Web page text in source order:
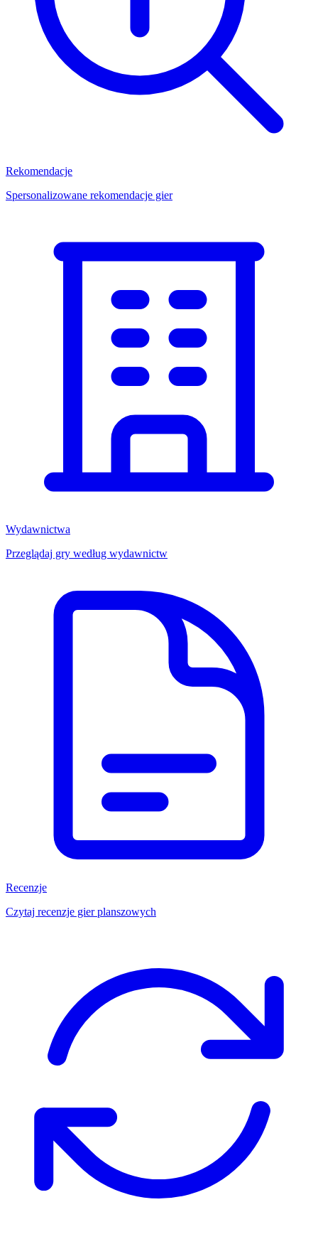
Rekomendacje
Spersonalizowane rekomendacje gier
Wydawnictwa
Przeglądaj gry według wydawnictw
Recenzje
Czytaj recenzje gier planszowych